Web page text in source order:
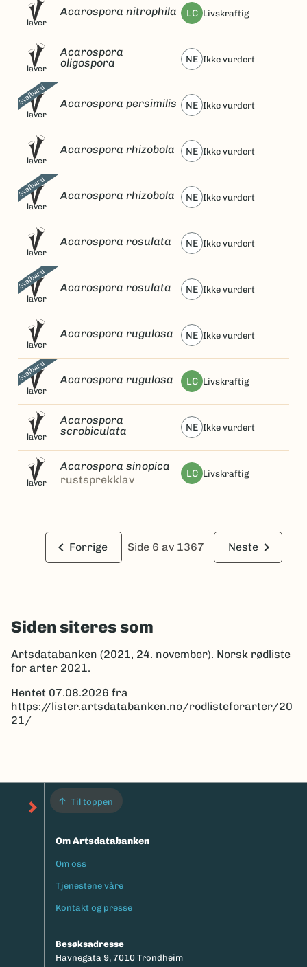
laver
Acarospora nitrophila LC livskraftig
laver
Acarospora
oligospora
NE ikke vurdert
Svalbard
laver
Acarospora persimilis NE ikke vurdert
laver
Acarospora rhizobola NE ikke vurdert
Svalbard
laver
Acarospora rhizobola NE ikke vurdert
laver
Acarospora rosulata NE ikke vurdert
Svalbard
laver
Acarospora rosulata NE ikke vurdert
laver
Acarospora rugulosa NE ikke vurdert
Svalbard
laver
Acarospora rugulosa LC livskraftig
laver
Acarospora
scrobiculata
NE ikke vurdert
laver
Acarospora sinopica
rustsprekklav
LC livskraftig
keyboard_arrow_left Forrige Side 6 av 1367 Neste keyboard_arrow_right
Siden siteres som
Artsdatabanken (2021, 24. november). Norsk rødliste
for arter 2021.
Hentet 07.08.2026 fra
https://lister.artsdatabanken.no/rodlisteforarter/20
21/
Til toppen
Om Artsdatabanken
Footermeny
Om oss
Tjenestene våre
Kontakt og presse
Besøksadresse
Havnegata 9, 7010 Trondheim